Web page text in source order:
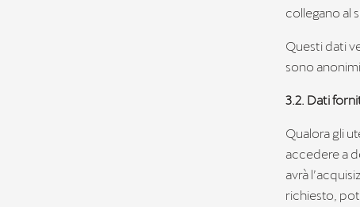
collegano al
Questi dati
sono
3.2. Dati
Qualora gli
accedere a
avrà
richiesto,